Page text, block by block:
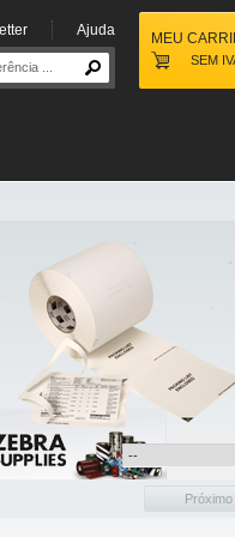
MEU
SEM
Ajuda
Próximo